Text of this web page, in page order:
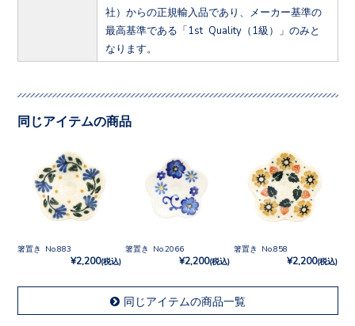
社）からの正規輸入品であり、メーカー基準の
最高基準である「1st Quality（1級）」のみと
なります。
同じアイテムの商品
箸置き No.883
¥2,200(税込)
箸置き No.2066
¥2,200(税込)
箸置き No.858
¥2,200(税込)
同じアイテムの商品一覧